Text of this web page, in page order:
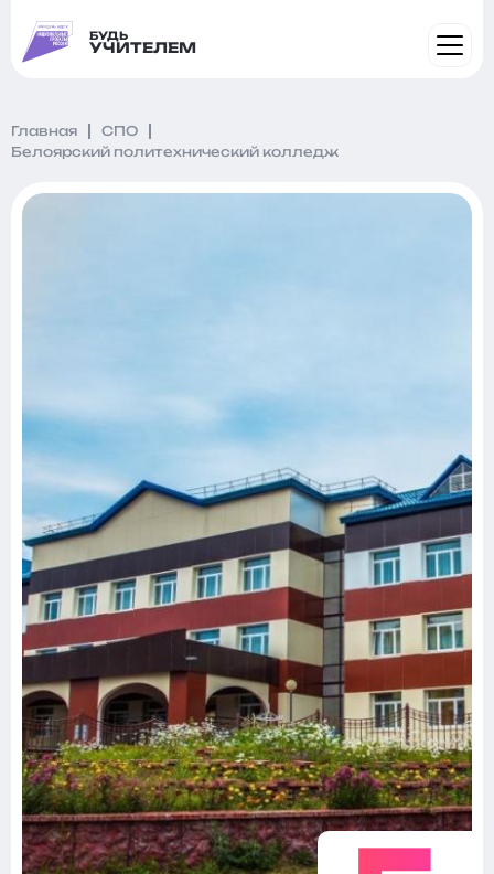
БУДЬ
УЧИТЕЛЕМ
Главная
СПО
Белоярский политехнический колледж